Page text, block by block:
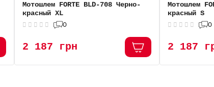
Мотошлем FORTE BLD-708 Черно-
красный XL
0
2 187 грн
Мотошлем
красный S
0
2 187